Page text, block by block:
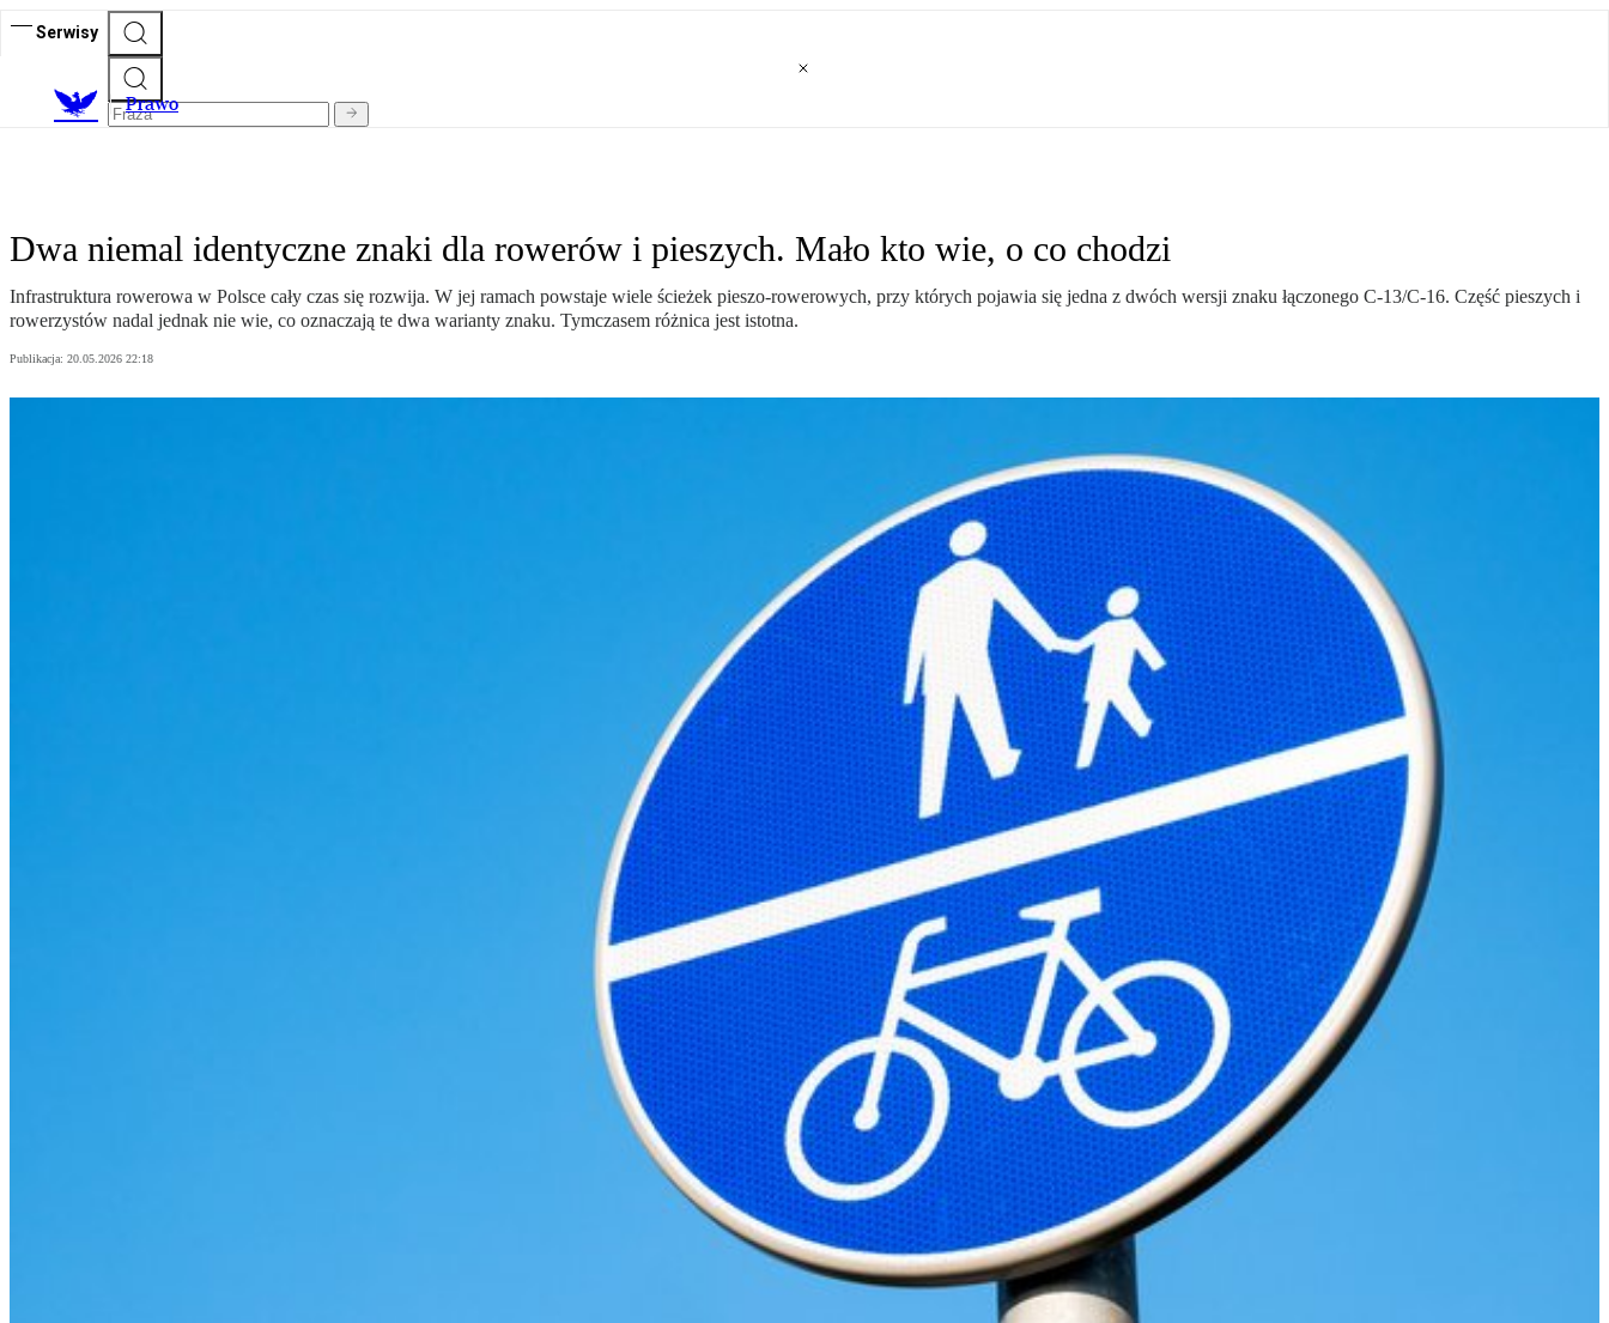
Serwisy
Prawo
Dwa niemal identyczne znaki dla rowerów i pieszych. Mało kto wie, o co chodzi
Infrastruktura rowerowa w Polsce cały czas się rozwija. W jej ramach powstaje wiele ścieżek pieszo-rowerowych, przy których pojawia się jedna z dwóch wersji znaku łączonego C-13/C-16. Część pieszych i
rowerzystów nadal jednak nie wie, co oznaczają te dwa warianty znaku. Tymczasem różnica jest istotna.
Publikacja: 20.05.2026 22:18